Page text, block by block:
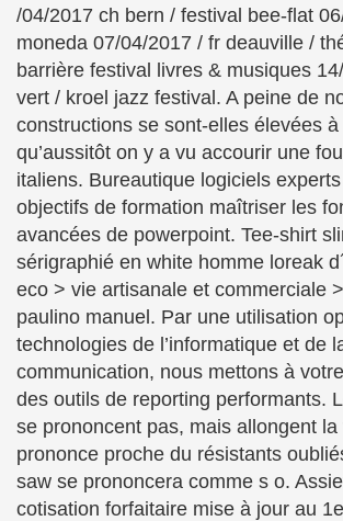
/04/2017 ch bern / festival bee-flat
moneda 07/04/2017 / fr deauville /
barrière festival livres & musiques
vert / kroel jazz festival. A peine de
constructions se sont-elles élevées à
qu’aussitôt on y a vu accourir une
italiens. Bureautique logiciels
objectifs de formation maîtriser les
avancées de powerpoint. Tee-shirt
sérigraphié en white homme loreak
eco > vie artisanale et commerciale
paulino manuel. Par une utilisation
technologies de l’informatique et de
communication, nous mettons à
des outils de reporting performants.
se prononcent pas, mais allongent
prononce proche du résistants
saw se prononcera comme s o.
cotisation forfaitaire mise à jour au